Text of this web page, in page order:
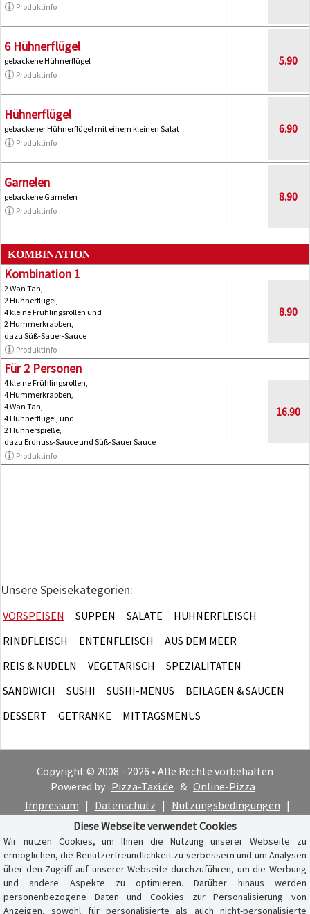
Produktinfo
6 Hühnerflügel
gebackene Hühnerflügel
Produktinfo
5.90
Hühnerflügel
gebackener Hühnerflügel mit einem kleinen Salat
Produktinfo
6.90
Garnelen
gebackene Garnelen
Produktinfo
8.90
KOMBINATION
Kombination 1
2 Wan Tan,
2 Hühnerflügel,
4 kleine Frühlingsrollen und
2 Hummerkrabben,
dazu Süß-Sauer-Sauce
Produktinfo
8.90
Für 2 Personen
4 kleine Frühlingsrollen,
4 Hummerkrabben,
4 Wan Tan,
4 Hühnerflügel, und
2 Hühnerspieße,
dazu Erdnuss-Sauce und Süß-Sauer Sauce
Produktinfo
16.90
Unsere Speisekategorien:
VORSPEISEN SUPPEN SALATE
HÜHNERFLEISCH
RINDFLEISCH
ENTENFLEISCH
AUS DEM MEER
REIS & NUDELN
VEGETARISCH
SPEZIALITÄTEN
SANDWICH
SUSHI SUSHI-MENÜS
BEILAGEN & SAUCEN
DESSERT
GETRÄNKE MITTAGSMENÜS
Copyright © 2008 - 2026 • Alle Rechte vorbehalten
Powered by Pizza-Taxi.de & Online-Pizza
Impressum | Datenschutz | Nutzungsbedingungen |
Cookie-Hinweis
Diese Webseite verwendet Cookies
Wir nutzen Cookies, um Ihnen die Nutzung unserer Webseite zu
ermöglichen, die Benutzerfreundlichkeit zu verbessern und um Analysen
über den Zugriff auf unserer Webseite durchzuführen, um die Werbung
und andere Aspekte zu optimieren. Darüber hinaus werden
personenbezogene Daten und Cookies zur Personalisierung von
Anzeigen, sowohl für personalisierte als auch nicht-personalisierte